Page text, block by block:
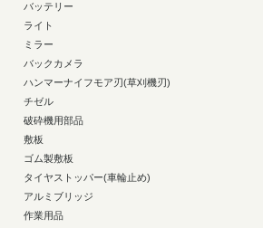
バッテリー
ライト
ミラー
バックカメラ
ハンマーナイフモア刃(草刈機刃)
チゼル
破砕機用部品
敷板
ゴム製敷板
タイヤストッパー(車輪止め)
アルミブリッジ
作業用品